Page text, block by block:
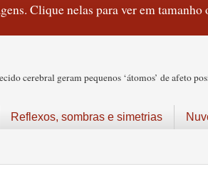
Clique nelas para ver em tamanho
cerebral geram pequenos ‘átomos’ de afeto
Reflexos, sombras e simetrias